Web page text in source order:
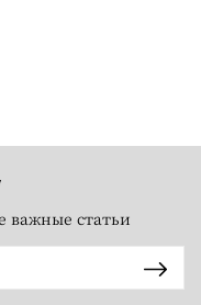
важные статьи